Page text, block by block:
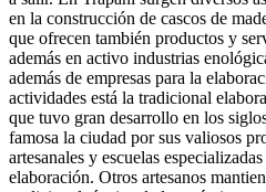
en la construcción de cascos de
que ofrecen también productos y
además en activo industrias
además de empresas para la
actividades está la tradicional
que tuvo gran desarrollo en los
famosa la ciudad por sus valiosos
artesanales y escuelas
elaboración. Otros artesanos